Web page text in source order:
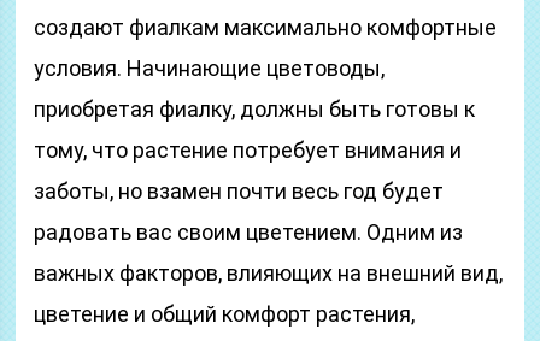
создают фиалкам максимально комфортные
условия. Начинающие цветоводы,
приобретая фиалку, должны быть готовы к
тому, что растение потребует внимания и
заботы, но взамен почти весь год будет
радовать вас своим цветением. Одним из
важных факторов, влияющих на внешний вид,
цветение и общий комфорт растения,